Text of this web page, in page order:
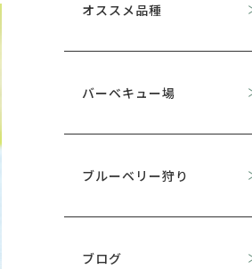
オススメ品種
バーベキュー場
ブルーベリー狩り
ブログ